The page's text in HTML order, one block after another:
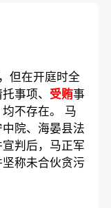
但在开庭时全
事项、 受贿事
不存在。 马
院、海晏县法
判后，马正军
称未合伙贪污